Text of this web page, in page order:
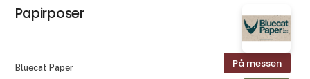
Papirposer
På messen
Bluecat Paper